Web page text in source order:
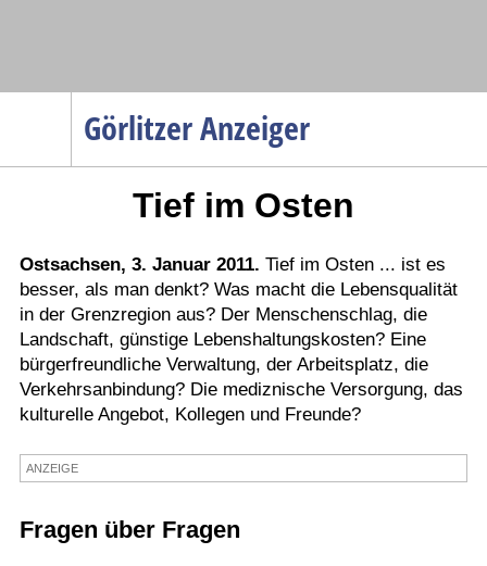
Görlitzer Anzeiger
Gesellschaft
Wirtschaft
Service
Verkehr
Gesundheit
Sport
Tief im Osten
Ostsachsen, 3. Januar 2011. Tief im Osten ... ist es
besser, als man denkt? Was macht die Lebensqualität
in der Grenzregion aus? Der Menschenschlag, die
Landschaft, günstige Lebenshaltungskosten? Eine
bürgerfreundliche Verwaltung, der Arbeitsplatz, die
Verkehrsanbindung? Die mediznische Versorgung, das
kulturelle Angebot, Kollegen und Freunde?
ANZEIGE
Fragen über Fragen